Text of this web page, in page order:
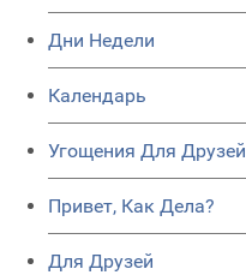
Дни Недели
Календарь
Угощения Для Друзей
Привет, Как Дела?
Для Друзей